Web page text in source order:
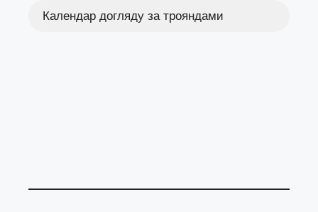
Календар догляду за трояндами